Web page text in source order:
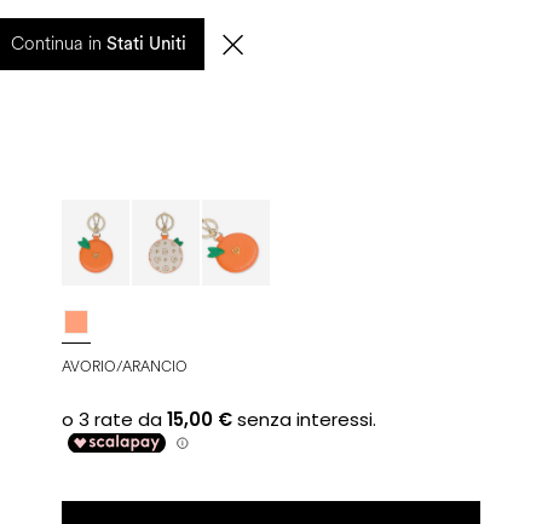
Continua in Stati Uniti CERCA
AVORIO/ARANCIO